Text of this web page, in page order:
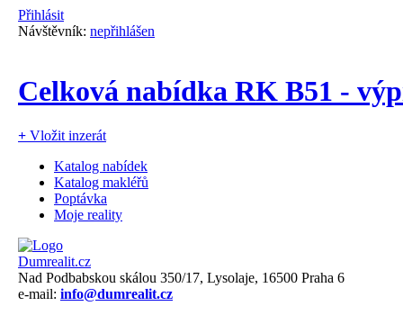
Přihlásit
Návštěvník: nepřihlášen
Celková nabídka RK B51 -
+ Vložit inzerát
Katalog nabídek
Katalog makléřů
Poptávka
Moje reality
Dumrealit.cz
Nad Podbabskou skálou 350/17, Lysolaje, 16500 Praha 6
e-mail: info@dumrealit.cz